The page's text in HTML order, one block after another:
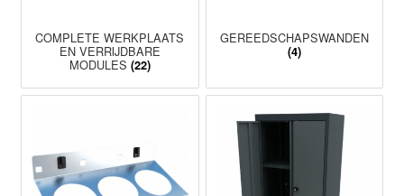
COMPLETE WERKPLAATS
EN VERRIJDBARE
MODULES (22)
GEREEDSCHAPSWANDEN
(4)